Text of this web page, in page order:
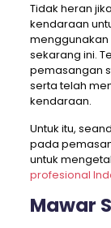
Tidak heran
kendaraan
menggunakan
sekarang ini.
pemasangan
serta telah
kendaraan.
Untuk itu,
pada
untuk
profesional
Mawar